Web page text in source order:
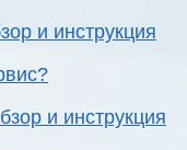
и инструкция
и инструкция